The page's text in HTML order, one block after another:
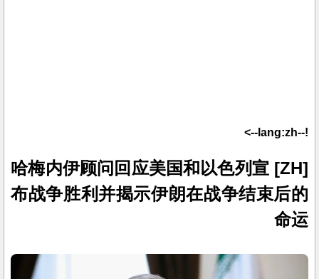
!--lang:zh-->
[ZH] 哈梅内伊顾问回应美国和以色列宣
布战争胜利并揭示伊朗在战争结束后的
命运